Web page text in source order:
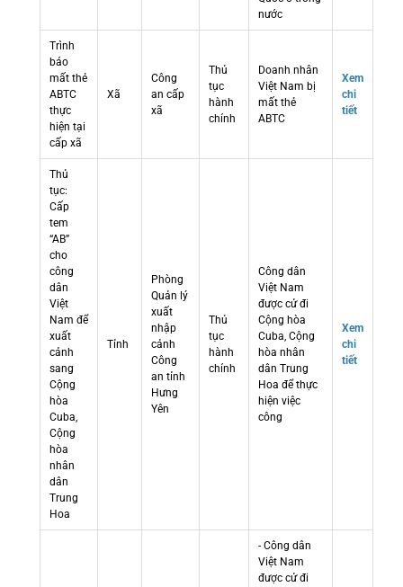
nước
Trình
báo
mất thẻ
ABTC
thực
hiện tại
cấp xã
Xã
Công
an cấp
xã
Thủ
tục
hành
chính
Doanh nhân
Việt Nam bị
mất thẻ
ABTC
Xem
chi
tiết
Thủ
tục:
Cấp
tem
“AB”
cho
công
dân
Việt
Nam để
xuất
cảnh
sang
Cộng
hòa
Cuba,
Cộng
hòa
nhân
dân
Trung
Hoa
Tỉnh
Phòng
Quản lý
xuất
nhập
cảnh
Công
an tỉnh
Hưng
Yên
Thủ
tục
hành
chính
Công dân
Việt Nam
được cử đi
Cộng hòa
Cuba, Cộng
hòa nhân
dân Trung
Hoa để thực
hiện việc
công
Xem
chi
tiết
- Công dân
Việt Nam
được cử đi